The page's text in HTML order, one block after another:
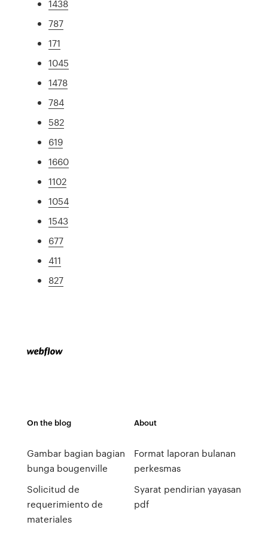
1438
787
171
1045
1478
784
582
619
1660
1102
1054
1543
677
411
827
On the blog
Gambar bagian bagian
bunga bougenville
Solicitud de
requerimiento de
materiales
About
Format laporan bulanan
perkesmas
Syarat pendirian yayasan
pdf